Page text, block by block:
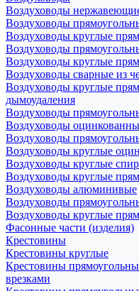
Воздуховоды
Воздуховоды
Воздуховоды круглые
Воздуховоды
Воздуховоды круглые
Воздуховоды сварные из
Воздуховоды круглые
дымоудаления
Воздуховоды
Воздуховоды
Воздуховоды
Воздуховоды круглые
Воздуховоды круглые
Воздуховоды круглые
Воздуховоды алюминивые
Воздуховоды
Воздуховоды круглые
Фасонные части (изделия)
Крестовины
Крестовины круглые
Крестовины
врезками